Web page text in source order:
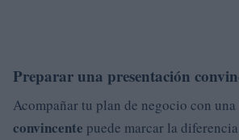
Preparar una presentación
Acompañar tu plan de negocio con una
convincente puede marcar la